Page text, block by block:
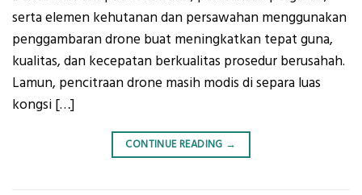
serta elemen kehutanan dan persawahan menggunakan
penggambaran drone buat meningkatkan tepat guna,
kualitas, dan kecepatan berkualitas prosedur berusahah.
Lamun, pencitraan drone masih modis di separa luas
kongsi […]
CONTINUE READING →